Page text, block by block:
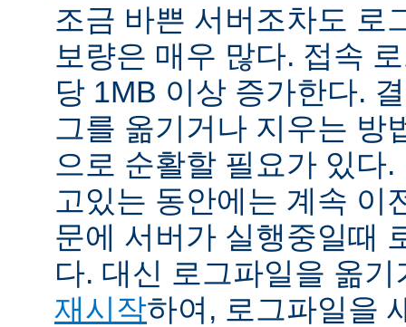
조금 바쁜 서버조차도 로
보량은 매우 많다. 접속
당 1MB 이상 증가한다.
그를 옮기거나 지우는 방
으로 순활할 필요가 있다
고있는 동안에는 계속 이
문에 서버가 실행중일때
다. 대신 로그파일을 옮
재시작하여, 로그파일을